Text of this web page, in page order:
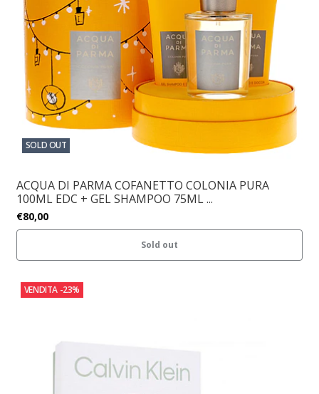
SOLD OUT
ACQUA DI PARMA COFANETTO COLONIA PURA
100ML EDC + GEL SHAMPOO 75ML ...
€80,00
Sold out
VENDITA -23%